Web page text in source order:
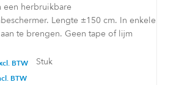
een herbruikbare
Lengte ±150 cm. In enkele
te brengen. Geen tape of lijm
BTW
BTW
Stuk